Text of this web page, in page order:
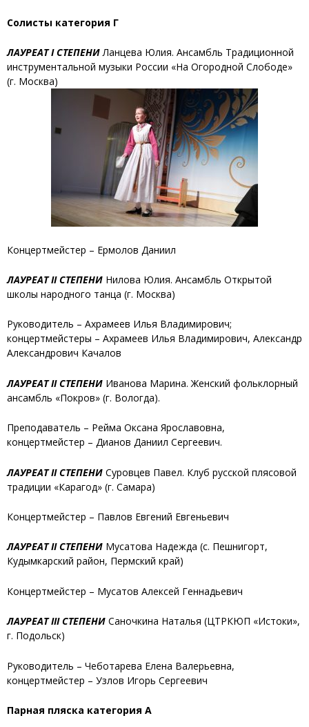
Солисты категория Г
ЛАУРЕАТ I СТЕПЕНИ Ланцева Юлия. Ансамбль Традиционной
инструментальной музыки России «На Огородной Слободе»
(г. Москва)
Концертмейстер – Ермолов Даниил
ЛАУРЕАТ II СТЕПЕНИ Нилова Юлия. Ансамбль Открытой
школы народного танца (г. Москва)
Руководитель – Ахрамеев Илья Владимирович;
концертмейстеры – Ахрамеев Илья Владимирович, Александр
Александрович Качалов
ЛАУРЕАТ II СТЕПЕНИ Иванова Марина. Женский фольклорный
ансамбль «Покров» (г. Вологда).
Преподаватель – Рейма Оксана Ярославовна,
концертмейстер – Дианов Даниил Сергеевич.
ЛАУРЕАТ II СТЕПЕНИ Суровцев Павел. Клуб русской плясовой
традиции «Карагод» (г. Самара)
Концертмейстер – Павлов Евгений Евгеньевич
ЛАУРЕАТ II СТЕПЕНИ Мусатова Надежда (с. Пешнигорт,
Кудымкарский район, Пермский край)
Концертмейстер – Мусатов Алексей Геннадьевич
ЛАУРЕАТ III СТЕПЕНИ Саночкина Наталья (ЦТРКЮП «Истоки»,
г. Подольск)
Руководитель – Чеботарева Елена Валерьевна,
концертмейстер – Узлов Игорь Сергеевич
Парная пляска категория А